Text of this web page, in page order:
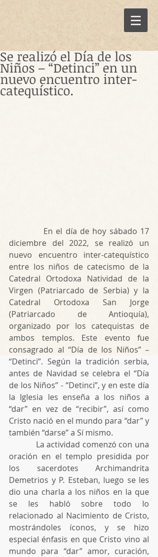
Se realizó el Día de los
Niños – “Detinci” en un
nuevo encuentro inter-
catequístico.
diciembre del 2022, se realizó un
nuevo encuentro inter-catequístico
entre los niños de catecismo de la
Catedral Ortodoxa Natividad de la
Virgen (Patriarcado de Serbia) y la
Catedral Ortodoxa San Jorge
(Patriarcado de Antioquía),
organizado por los catequistas de
ambos templos. Este evento fue
consagrado al “Día de los Niños” –
“Detinci”. Según la tradición serbia,
antes de Navidad se celebra el “Día
de los Niños” - “Detinci”, y en este día
la Iglesia les enseña a los niños a
“dar” en vez de “recibir”, así como
Cristo nació en el mundo para “dar” y
también “darse” a Sí mismo.
oración en el templo presidida por
los sacerdotes Archimandrita
Demetrios y P. Esteban, luego se les
dio una charla a los niños en la que
se les habló sobre todo lo
relacionado al Nacimiento de Cristo,
mostrándoles íconos, y se hizo
especial énfasis en que Cristo vino al
mundo para “dar” amor, curación,